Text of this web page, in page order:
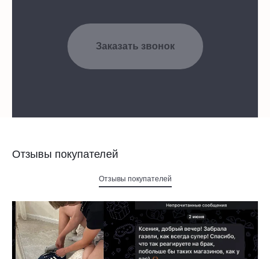
Заказать звонок
Отзывы покупателей
Отзывы покупателей